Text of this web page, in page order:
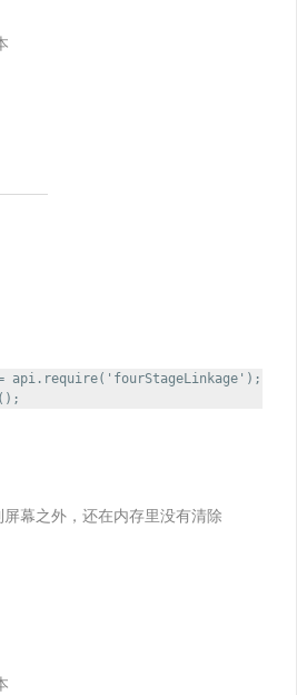
api.require('fourStageLinkage');
幕之外，还在内存里没有清除